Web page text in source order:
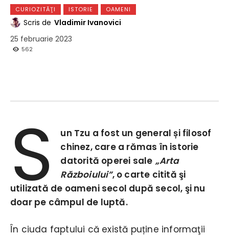
CURIOZITĂŢI ISTORIE OAMENI
Scris de Vladimir Ivanovici
25 februarie 2023
562
S
un Tzu a fost un general și filosof
chinez, care a rămas în istorie
datorită operei sale „Arta
Războiului”, o carte citită şi
utilizată de oameni secol după secol, şi nu
doar pe câmpul de luptă.
În ciuda faptului că există puține informaţii